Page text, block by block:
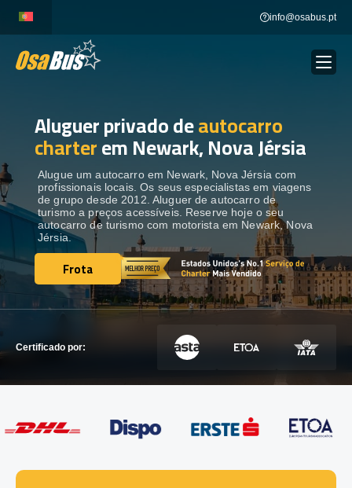
content
info@osabus.pt
ALUGUER DE AUTOCARROS
DESTINOS
FROTA
ENTRE EM CONTACTO
ENTRE EM CONTACTO
Aluguer privado deautocarro
charterem Newark, Nova Jérsia
Alugue um autocarro em Newark, Nova Jérsia com
profissionais locais. Os seus especialistas em viagens
de grupo desde 2012. Aluguer de autocarro de
turismo a preços acessíveis. Reserve hoje o seu
autocarro de turismo com motorista em Newark, Nova
Jérsia.
Frota
Frota
Certificado por: